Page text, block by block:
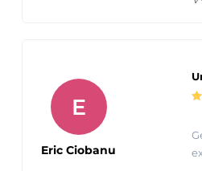
Tutorial Starpil, urmariti cum
E
Eric Ciobanu